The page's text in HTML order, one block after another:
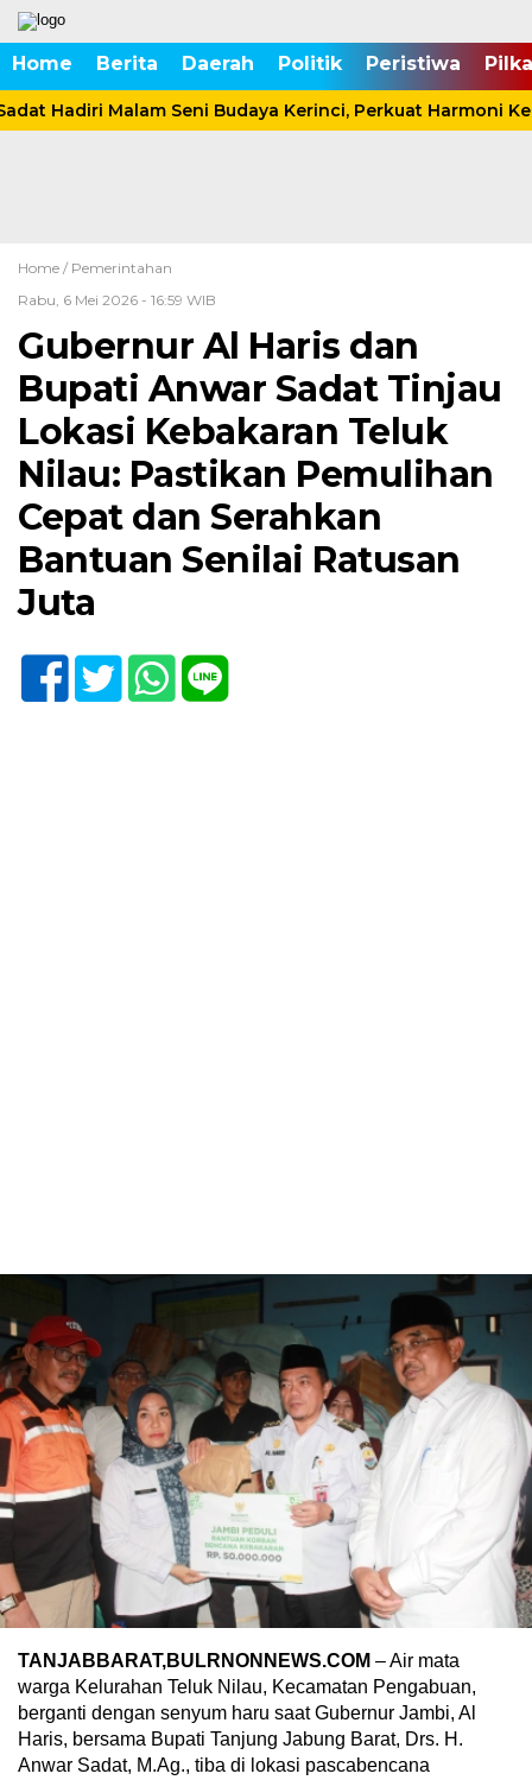
Home Berita Daerah Politik Peristiwa
Hadiri Malam Seni Budaya Kerinci, Perkuat Harmoni
Home / Pemerintahan
Rabu, 6 Mei 2026 - 16:59 WIB
Gubernur Al Haris dan
Bupati Anwar Sadat Tinjau
Lokasi Kebakaran Teluk
Nilau: Pastikan Pemulihan
Cepat dan Serahkan
Bantuan Senilai Ratusan
Juta
TANJABBARAT,BULRNONNEWS.COM – Air mata
warga Kelurahan Teluk Nilau, Kecamatan Pengabuan,
berganti dengan senyum haru saat Gubernur Jambi, Al
Haris, bersama Bupati Tanjung Jabung Barat, Drs. H.
Anwar Sadat, M.Ag., tiba di lokasi pascabencana